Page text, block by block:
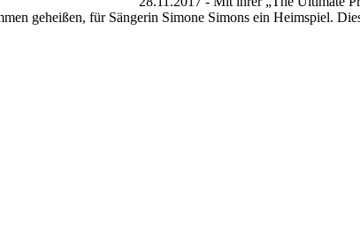
geheißen, für Sängerin Simone Simons ein Heimspiel.